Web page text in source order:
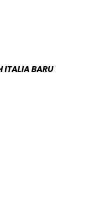
ITALIA BARU